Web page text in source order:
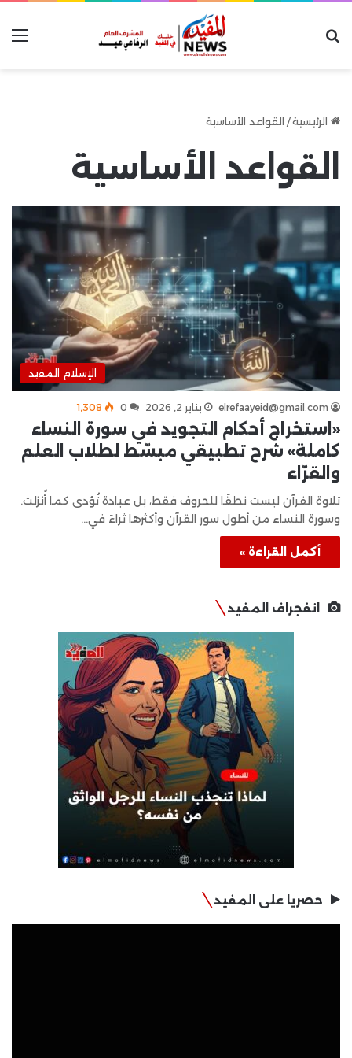
الرئيسية/ القواعد الأساسية
القواعد الأساسية
الإسلام المفيد
elrefaayeid@gmail.com يناير 2, 2026 0 1٬308
«استخراج أحكام التجويد في سورة النساء
كاملة» شرح تطبيقي مبسّط لطلاب العلم
والقرّاء
تلاوة القرآن ليست نطقًا للحروف فقط، بل عبادة تُؤدى كما أُنزلت.
وسورة النساء من أطول سور القرآن وأكثرها ثراءً في…
أكمل القراءة »
انفجراف المفيد
حصريا على المفيد